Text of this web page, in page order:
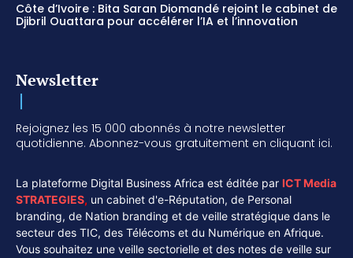
Côte d’Ivoire : Bita Saran Diomandé rejoint le cabinet de
Djibril Ouattara pour accélérer l’IA et l’innovation
Newsletter
Rejoignez les 15 000 abonnés à notre newsletter
quotidienne. Abonnez-vous gratuitement en cliquant ici.
La plateforme Digital Business Africa est éditée par ICT Media
STRATEGIES, un cabinet d'e-Réputation, de Personal
branding, de Nation branding et de veille stratégique dans le
secteur des TIC, des Télécoms et du Numérique en Afrique.
Vous souhaitez une veille sectorielle et des notes de veille sur